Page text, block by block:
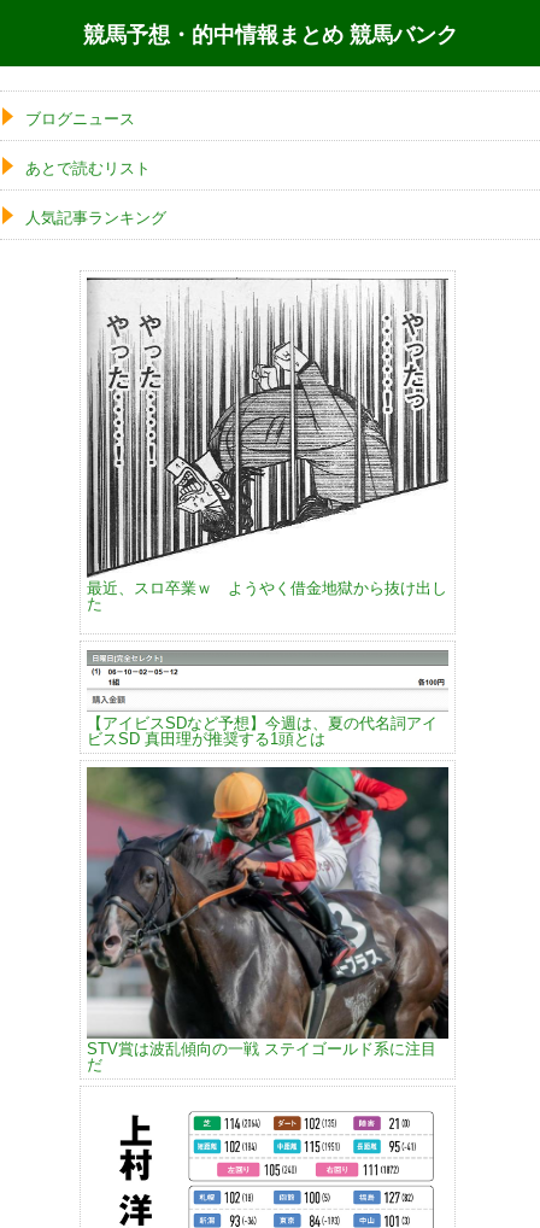
競馬予想・的中情報まとめ 競馬バンク
ブログニュース
あとで読むリスト
人気記事ランキング
最近、スロ卒業ｗ ようやく借金地獄から抜け出し
た
【アイビスSDなど予想】今週は、夏の代名詞アイ
ビスSD 真田理が推奨する1頭とは
STV賞は波乱傾向の一戦 ステイゴールド系に注目
だ